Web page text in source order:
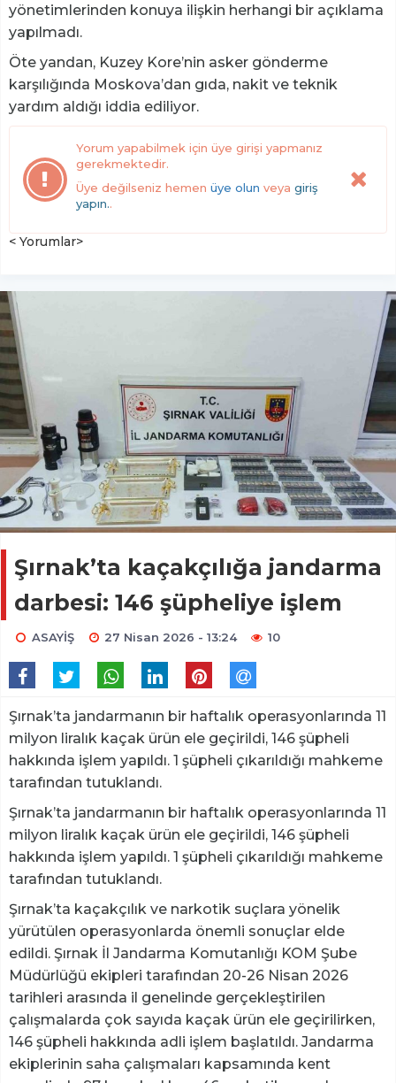
yönetimlerinden konuya ilişkin herhangi bir açıklama
yapılmadı.
Öte yandan, Kuzey Kore’nin asker gönderme
karşılığında Moskova’dan gıda, nakit ve teknik
yardım aldığı iddia ediliyor.
Yorum yapabilmek için üye girişi yapmanız
gerekmektedir.
Üye değilseniz hemen üye olun veya giriş
yapın..
< Yorumlar>
Şırnak’ta kaçakçılığa jandarma
darbesi: 146 şüpheliye işlem
ASAYİŞ 27 Nisan 2026 - 13:24 10
Şırnak’ta jandarmanın bir haftalık operasyonlarında 11
milyon liralık kaçak ürün ele geçirildi, 146 şüpheli
hakkında işlem yapıldı. 1 şüpheli çıkarıldığı mahkeme
tarafından tutuklandı.
Şırnak’ta jandarmanın bir haftalık operasyonlarında 11
milyon liralık kaçak ürün ele geçirildi, 146 şüpheli
hakkında işlem yapıldı. 1 şüpheli çıkarıldığı mahkeme
tarafından tutuklandı.
Şırnak’ta kaçakçılık ve narkotik suçlara yönelik
yürütülen operasyonlarda önemli sonuçlar elde
edildi. Şırnak İl Jandarma Komutanlığı KOM Şube
Müdürlüğü ekipleri tarafından 20-26 Nisan 2026
tarihleri arasında il genelinde gerçekleştirilen
çalışmalarda çok sayıda kaçak ürün ele geçirilirken,
146 şüpheli hakkında adli işlem başlatıldı. Jandarma
ekiplerinin saha çalışmaları kapsamında kent